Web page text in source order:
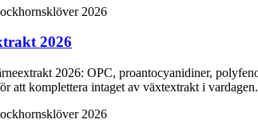
2026
2026: OPC, proantocyanidiner,
att komplettera intaget av växtextrakt i vardagen.